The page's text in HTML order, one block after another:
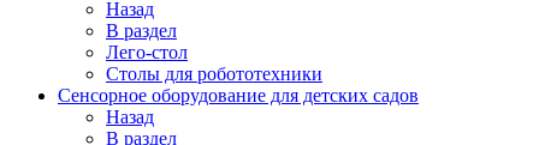
Назад
В раздел
Лего-стол
Столы для робототехники
Сенсорное оборудование для детских садов
Назад
В раздел